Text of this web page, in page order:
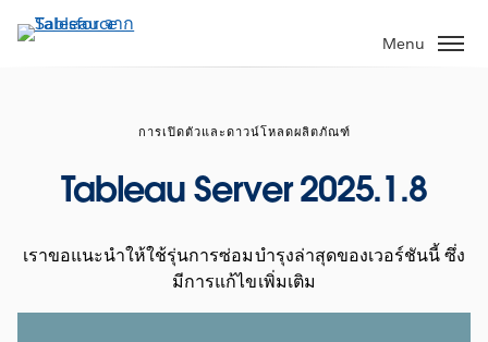
ไป
Menu
การเปิดตัวและดาวน์โหลดผลิตภัณฑ์
Tableau Server 2025.1.8
เราขอแนะนำให้ใช้รุ่นการซ่อมบำรุงล่าสุดของเวอร์ชันนี้ ซึ่ง
มีการแก้ไขเพิ่มเติม